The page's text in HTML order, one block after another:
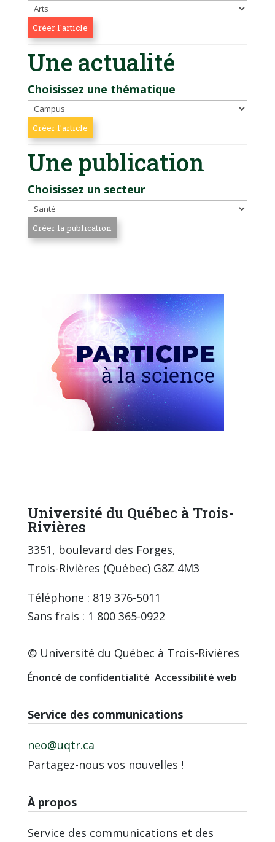
Une actualité
Choisissez une thématique
Une publication
Choisissez un secteur
Université du Québec à Trois-
Rivières
3351, boulevard des Forges,
Trois-Rivières (Québec) G8Z 4M3
Téléphone : 819 376-5011
Sans frais : 1 800 365-0922
© Université du Québec à Trois-Rivières
Énoncé de confidentialité Accessibilité web
Service des communications
neo@uqtr.ca
Partagez-nous vos nouvelles !
À propos
Service des communications et des